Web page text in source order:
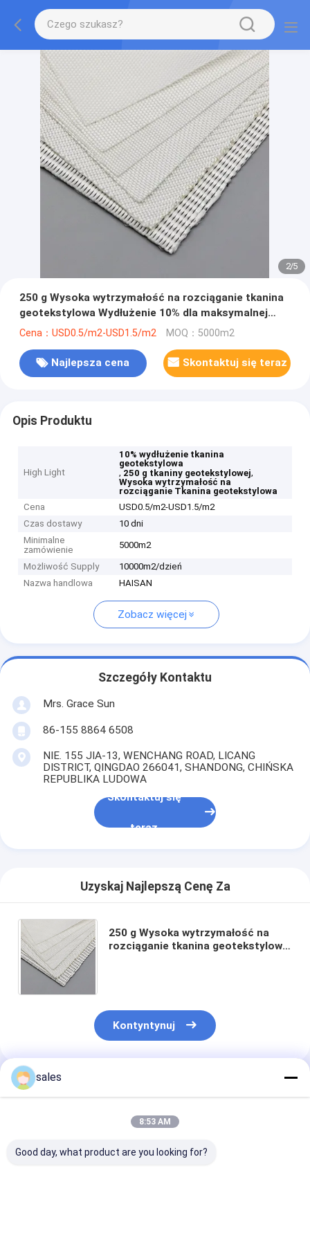
2/5
250 g Wysoka wytrzymałość na rozciąganie tkanina
geotekstylowa Wydłużenie 10% dla maksymalnej
wytrzymałości i trwałości
Cena：USD0.5/m2-USD1.5/m2 MOQ：5000m2
Najlepsza cena Skontaktuj się teraz
Opis Produktu
High Light
10% wydłużenie tkanina
geotekstylowa
, 250 g tkaniny geotekstylowej,
Wysoka wytrzymałość na
rozciąganie Tkanina geotekstylowa
Cena
USD0.5/m2-USD1.5/m2
Czas dostawy
10 dni
Minimalne
zamówienie
5000m2
Możliwość Supply
10000m2/dzień
Nazwa handlowa
HAISAN
Zobacz więcej
Szczegóły Kontaktu
Mrs. Grace Sun
86-155 8864 6508
NIE. 155 JIA-13, WENCHANG ROAD, LICANG
DISTRICT, QINGDAO 266041, SHANDONG, CHIŃSKA
REPUBLIKA LUDOWA
Skontaktuj się
teraz
Uzyskaj Najlepszą Cenę Za
250 g Wysoka wytrzymałość na
rozciąganie tkanina geotekstylowa
Kontyntynuj
Polecane Produkty
sales
8:53 AM
Good day, what product are you looking for?